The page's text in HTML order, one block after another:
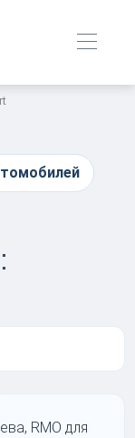
RMO для